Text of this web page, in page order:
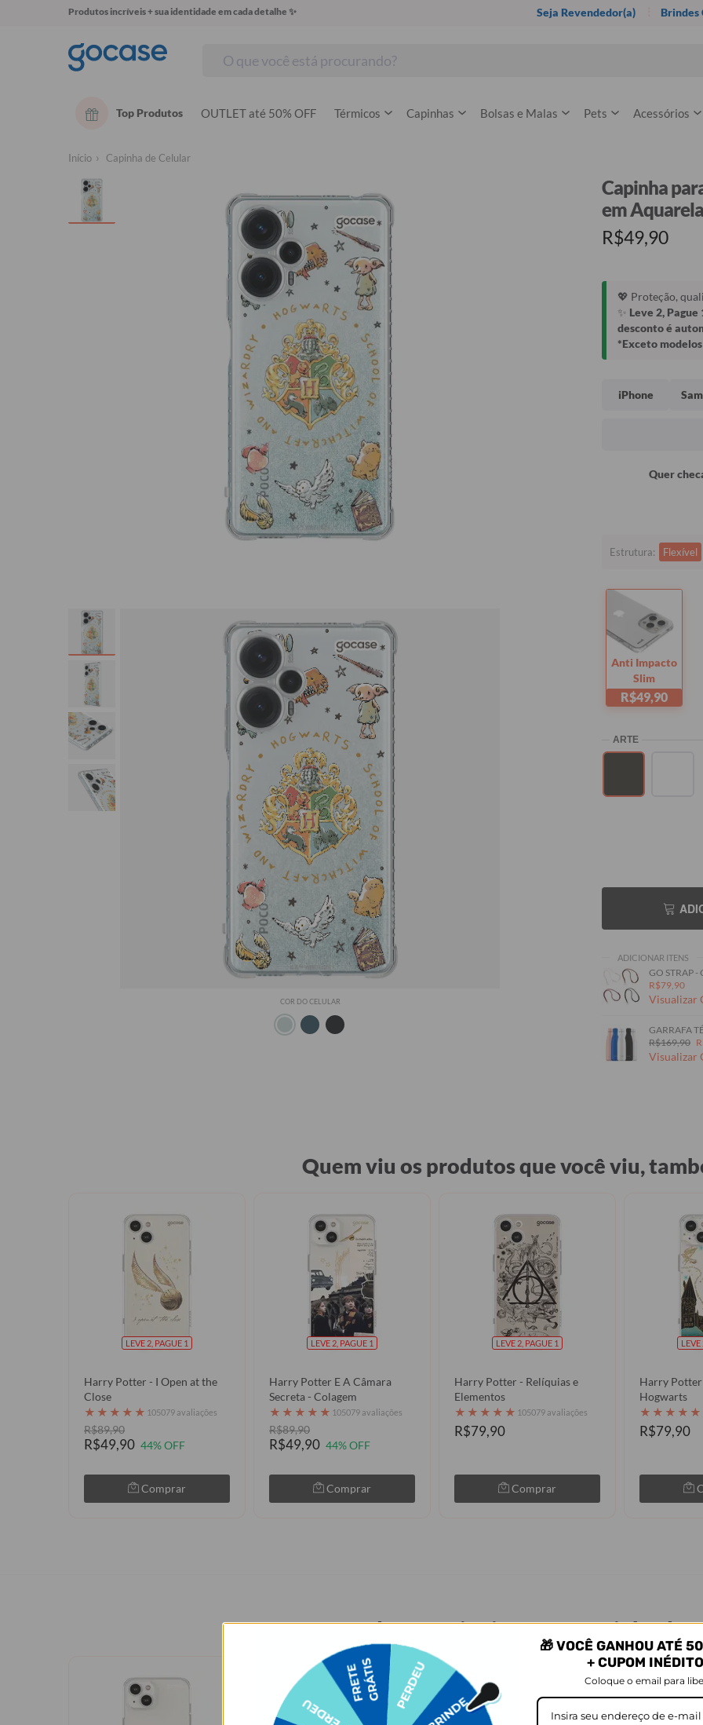
Produtos incríveis + sua identidade em cada detalhe ✨ Seja Revendedor(a)
Top Produtos OUTLET até 50% OFF Térmicos Capinhas Bolsas e Malas Pets Acessórios
Início Capinha de Celular
COR DO CELULAR
Capinha
em Aquarela
R$49,90
💖 Proteção,
✨ Leve 2, Pague
desconto é
*Exceto
iPhone
Quer
Estrutura: Flexível
Anti Impacto
Slim
R$49,90
ADICIONAR ITENS
GO STRAP -
R$79,90
Visualizar
GARRAFA
R$169,90
Visualizar
Quem viu os produtos que você viu,
LEVE 2, PAGUE 1
Harry Potter - I Open at the
Close
★ ★ ★ ★ ★ 105079 avaliações
R$89,90
R$49,90 44% OFF
Comprar
LEVE 2, PAGUE 1
Harry Potter E A Câmara
Secreta - Colagem
★ ★ ★ ★ ★ 105079 avaliações
R$89,90
R$49,90 44% OFF
Comprar
LEVE 2, PAGUE 1
Harry Potter - Relíquias e
Elementos
★ ★ ★ ★ ★ 105079 avaliações
R$79,90
Comprar
LEVE
Harry Potter
Hogwarts
★ ★ ★ ★ ★
R$79,90
Os produtos mais vistos em Capinha de
🎁 VOCÊ GANHOU ATÉ
+ CUPOM
Coloque o email para